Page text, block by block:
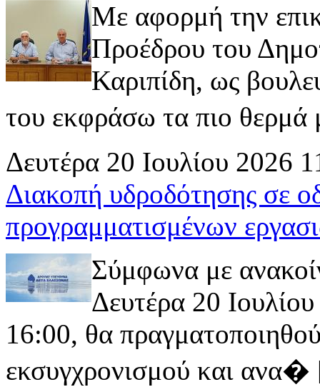
Με αφορμή την
Προέδρου του
Καριπίδη, ως
του εκφράσω τα πιο
Δευτέρα 20 Ιουλίου 2026
Διακοπή υδροδότησης σε
προγραμματισμένων
Σύμφωνα με
Δευτέρα 20
16:00, θα
εκσυγχρονισμού και